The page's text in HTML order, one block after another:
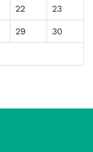
22 23
29 30